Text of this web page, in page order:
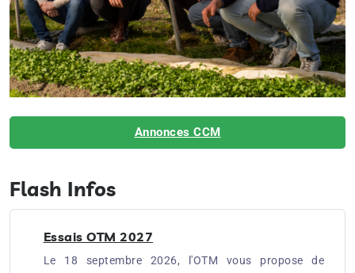
Annonces CCM
Flash Infos
Essais OTM 2027
Le 18 septembre 2026, l'OTM vous propose de